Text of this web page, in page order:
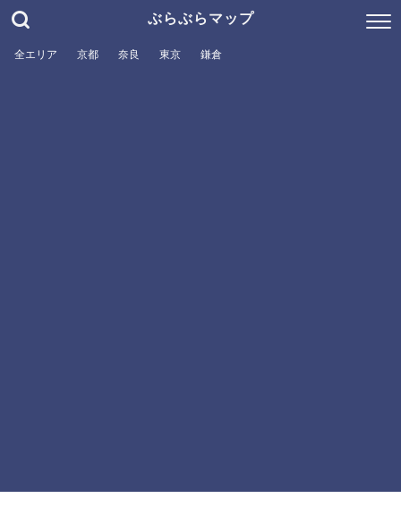
ぶらぶらマップ
全エリア 京都 奈良 東京 鎌倉